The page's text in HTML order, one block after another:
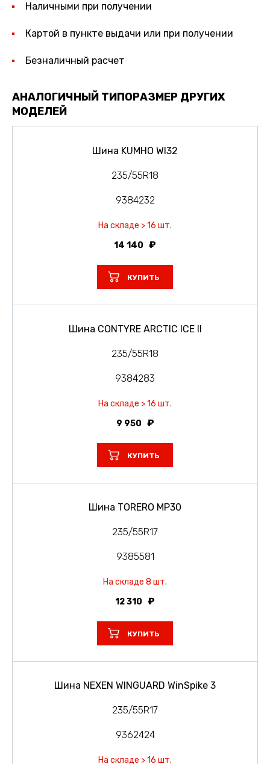
Наличными при получении
Картой в пункте выдачи или при получении
Безналичный расчет
АНАЛОГИЧНЫЙ ТИПОРАЗМЕР ДРУГИХ
МОДЕЛЕЙ
Шина KUMHO WI32
235/55R18
9384232
На складе > 16 шт.
14 140
КУПИТЬ
Шина CONTYRE ARCTIC ICE II
235/55R18
9384283
На складе > 16 шт.
9 950
КУПИТЬ
Шина TORERO MP30
235/55R17
9385581
На складе 8 шт.
12 310
КУПИТЬ
Шина NEXEN WINGUARD WinSpike 3
235/55R17
9362424
На складе > 16 шт.